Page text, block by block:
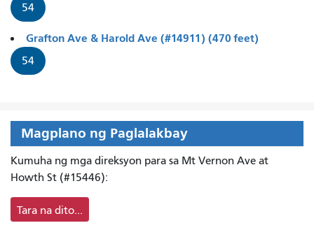
54
Grafton Ave & Harold Ave (#14911) (470 feet)
54
Magplano ng Paglalakbay
Kumuha ng mga direksyon para sa Mt Vernon Ave at
Howth St (#15446):
Tara na dito...